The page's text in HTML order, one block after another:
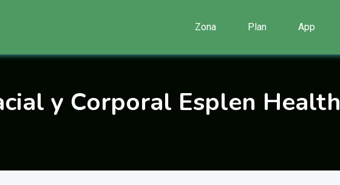
Zona Plan App
y Corporal Esplen Health